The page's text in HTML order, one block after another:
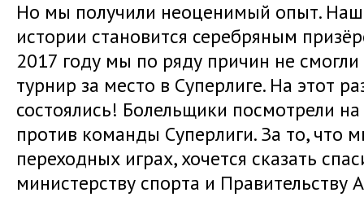
Но мы получили неоценимый опыт.
истории становится серебряным
2017 году мы по ряду причин не
турнир за место в Суперлиге. На этот
состоялись! Болельщики посмотрели
против команды Суперлиги. За то, что
переходных играх, хочется сказать
министерству спорта и Правительству